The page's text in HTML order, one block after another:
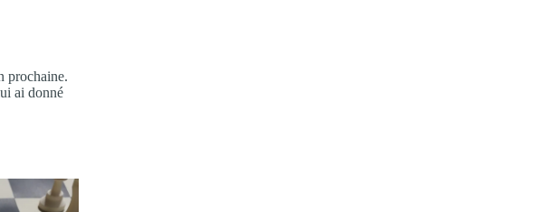
prochaine.
ai donné